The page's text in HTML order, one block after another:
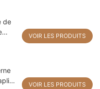
de
VOIR LES PRODUITS
VOIR LES PRODUITS